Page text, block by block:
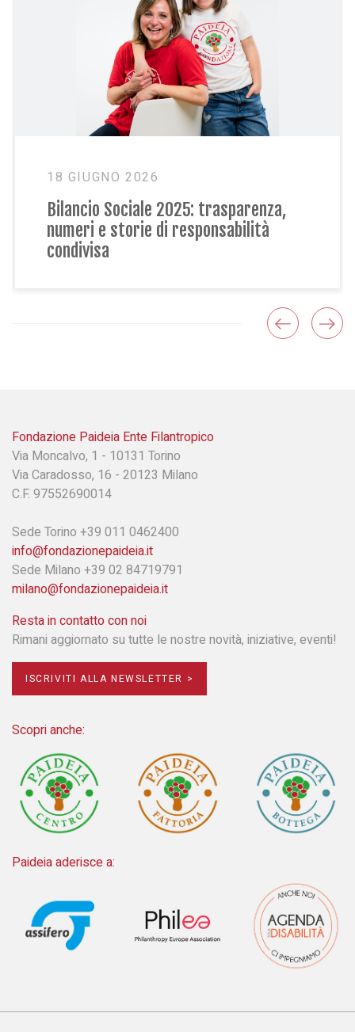
18 GIUGNO 2026
Bilancio Sociale 2025: trasparenza,
numeri e storie di responsabilità
condivisa
Fondazione Paideia Ente Filantropico
Via Moncalvo, 1 - 10131 Torino
Via Caradosso, 16 - 20123 Milano
C.F. 97552690014
Sede Torino +39 011 0462400
info@fondazionepaideia.it
Sede Milano +39 02 84719791
milano@fondazionepaideia.it
Resta in contatto con noi
Rimani aggiornato su tutte le nostre novità, iniziative, eventi!
ISCRIVITI ALLA NEWSLETTER >
Scopri anche:
Paideia aderisce a: